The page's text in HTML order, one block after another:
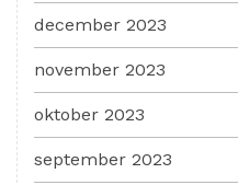
december 2023
november 2023
oktober 2023
september 2023